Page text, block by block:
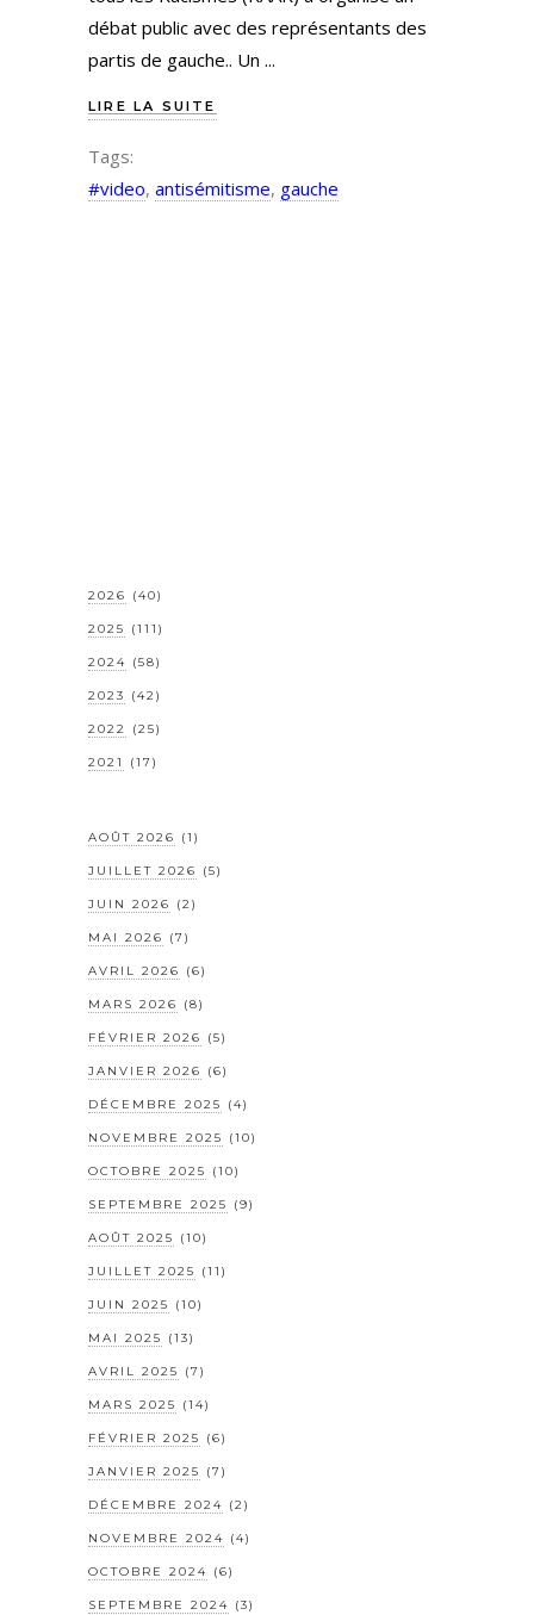
débat public avec des représentants des
partis de gauche.. Un
LIRE LA SUITE
Tags:
#video, antisémitisme, gauche
2026 (40)
2025 (111)
2024 (58)
2023 (42)
2022 (25)
2021 (17)
AOÛT 2026 (1)
JUILLET 2026 (5)
JUIN 2026 (2)
MAI 2026 (7)
AVRIL 2026 (6)
MARS 2026 (8)
FÉVRIER 2026 (5)
JANVIER 2026 (6)
DÉCEMBRE 2025 (4)
NOVEMBRE 2025 (10)
OCTOBRE 2025 (10)
SEPTEMBRE 2025 (9)
AOÛT 2025 (10)
JUILLET 2025 (11)
JUIN 2025 (10)
MAI 2025 (13)
AVRIL 2025 (7)
MARS 2025 (14)
FÉVRIER 2025 (6)
JANVIER 2025 (7)
DÉCEMBRE 2024 (2)
NOVEMBRE 2024 (4)
OCTOBRE 2024 (6)
SEPTEMBRE 2024 (3)